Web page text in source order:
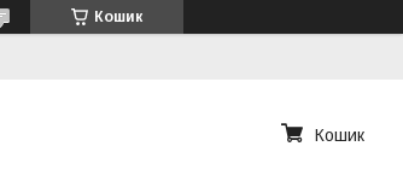
Кошик
Кошик